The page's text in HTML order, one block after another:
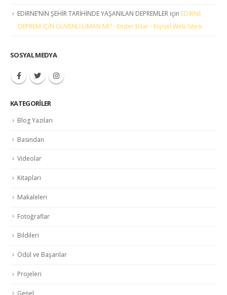
EDİRNE’NİN ŞEHİR TARİHİNDE YAŞANILAN DEPREMLER için EDİRNE
DEPREM İÇİN GÜVENLİ LİMAN MI? - Ender Bilar - Kişisel Web Sitesi
SOSYAL MEDYA
KATEGORILER
Blog Yazıları
Basından
Videolar
Kitapları
Makaleleri
Fotoğraflar
Bildileri
Ödül ve Başarılar
Projeleri
Genel